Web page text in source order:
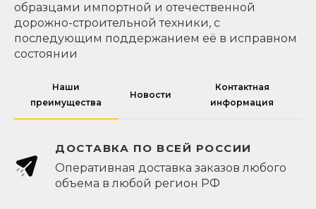
образцами импортной и отечественной
дорожно-строительной техники, с
последующим поддержанием её в исправном
состоянии
Наши
преимущества
Новости
Контактная
информация
ДОСТАВКА ПО ВСЕЙ РОССИИ
Оперативная доставка заказов любого
объема в любой регион РФ